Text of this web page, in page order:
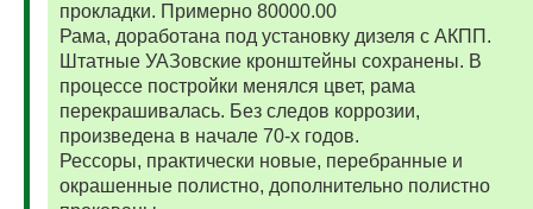
прокладки. Примерно 80000.00
Рама, доработана под установку дизеля с АКПП.
Штатные УАЗовские кронштейны сохранены. В
процессе постройки менялся цвет, рама
перекрашивалась. Без следов коррозии,
произведена в начале 70-х годов.
Рессоры, практически новые, перебранные и
окрашенные полистно, дополнительно полистно